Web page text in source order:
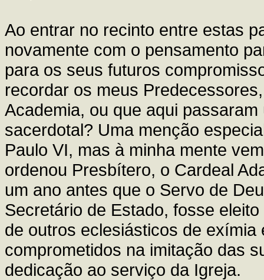
Ao entrar no recinto entre estas
novamente com o pensamento
para os seus futuros
recordar os meus
Academia, ou que aqui
sacerdotal? Uma menção
Paulo VI, mas à minha mente
ordenou Presbítero, o Cardeal
um ano antes que o Servo de
Secretário de Estado, fosse
de outros eclesiásticos de
comprometidos na imitação das
dedicação ao serviço da Igreja.